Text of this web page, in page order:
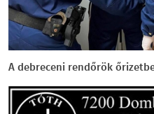
A debreceni rendőrök